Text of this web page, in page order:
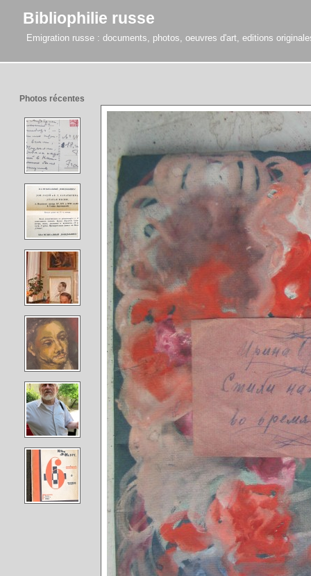
Bibliophilie russe
Emigration russe : documents, photos, oeuvres d'art, editions
Photos récentes